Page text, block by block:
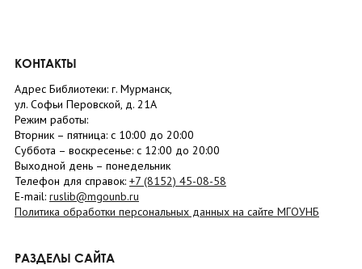
КОНТАКТЫ
Адрес Библиотеки: г. Мурманск,
ул. Софьи Перовской, д. 21А
Режим работы:
Вторник – пятница: с 10:00 до 20:00
Суббота – воскресенье: c 12:00 до 20:00
Выходной день – понедельник
Телефон для справок: +7 (8152) 45-08-58
E-mail: ruslib@mgounb.ru
Политика обработки персональных данных на сайте МГОУНБ
РАЗДЕЛЫ САЙТА